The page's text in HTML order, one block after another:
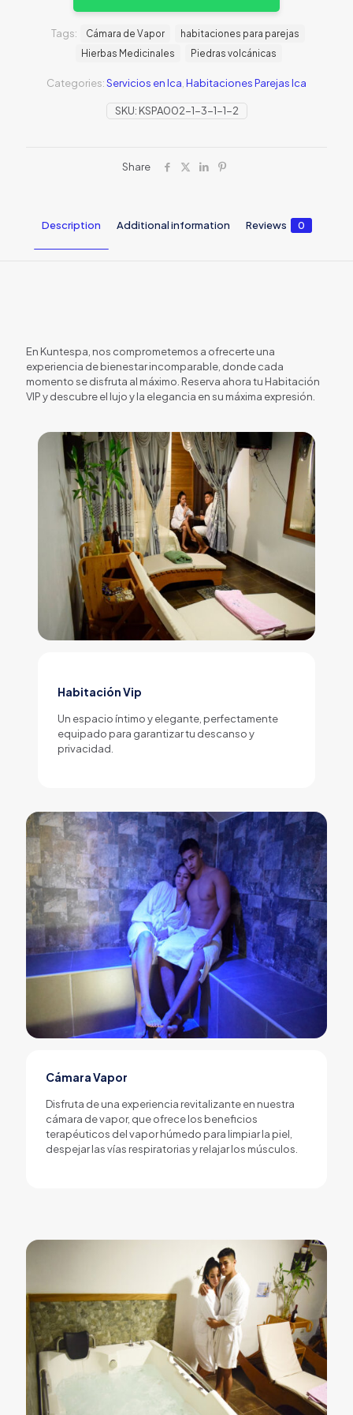
SKU: KSPA002-1-3-1-1-2
Categories:Servicios en Ica,Habitaciones Parejas Ica
Tags: Cámara de Vapor
habitaciones para parejas
Hierbas Medicinales
Piedras volcánicas
Share
Description Additional information Reviews 0
En Kuntespa, nos comprometemos a ofrecerte una
experiencia de bienestar incomparable, donde cada
momento se disfruta al máximo. Reserva ahora tu Habitación
VIP y descubre el lujo y la elegancia en su máxima expresión.
Habitación Vip
Un espacio íntimo y elegante, perfectamente
equipado para garantizar tu descanso y
privacidad.
Cámara Vapor
Disfruta de una experiencia revitalizante en nuestra
cámara de vapor, que ofrece los beneficios
terapéuticos del vapor húmedo para limpiar la piel,
despejar las vías respiratorias y relajar los músculos.